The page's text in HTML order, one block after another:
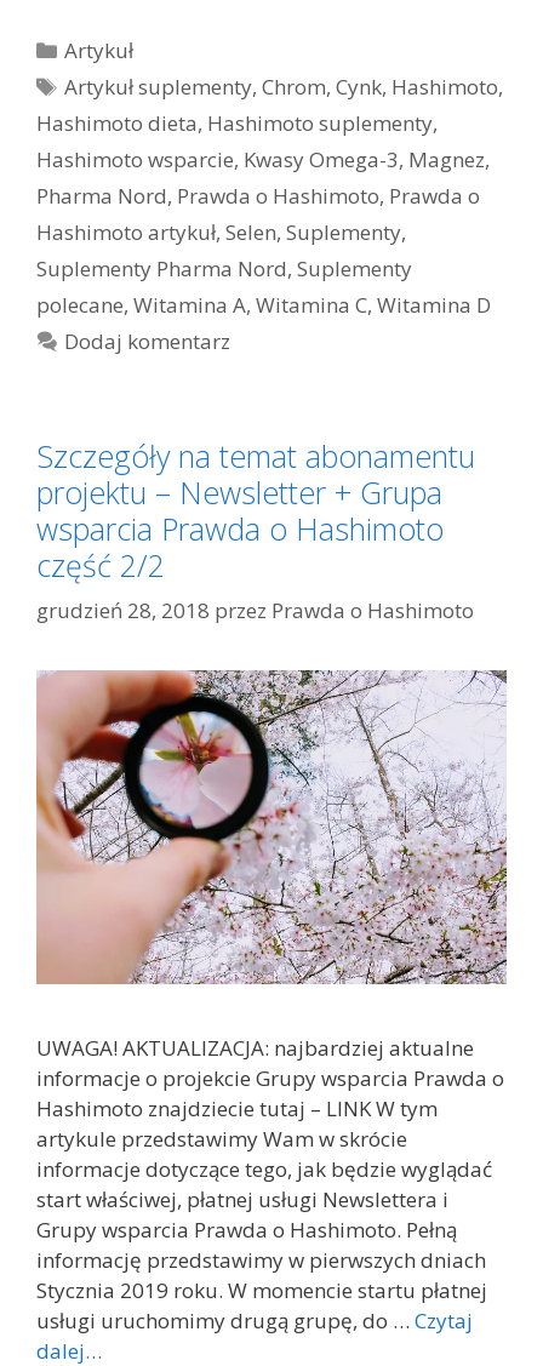
Kategorie
Artykuł
Tagi
Artykuł suplementy,Chrom,Cynk, Hashimoto,
Hashimoto dieta, Hashimoto suplementy,
Hashimoto wsparcie, Kwasy Omega-3, Magnez,
Pharma Nord, Prawda o Hashimoto, Prawda o
Hashimoto artykuł, Selen, Suplementy,
Suplementy Pharma Nord, Suplementy
polecane, Witamina A, Witamina C, Witamina D
Dodaj komentarz
Szczegóły na temat abonamentu
projektu – Newsletter + Grupa
wsparcia Prawda o Hashimoto
część 2/2
grudzień 28, 2018 przez Prawda o Hashimoto
UWAGA! AKTUALIZACJA: najbardziej aktualne
informacje o projekcie Grupy wsparcia Prawda o
Hashimoto znajdziecie tutaj – LINK W tym
artykule przedstawimy Wam w skrócie
informacje dotyczące tego, jak będzie wyglądać
start właściwej, płatnej usługi Newslettera i
Grupy wsparcia Prawda o Hashimoto. Pełną
informację przedstawimy w pierwszych dniach
Stycznia 2019 roku. W momencie startu płatnej
usługi uruchomimy drugą grupę, do … Czytaj
dalej…